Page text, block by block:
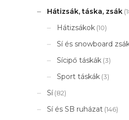
Hátizsák, táska, zsák
Hátizsákok (10)
Sí és snowboard
Sícipő táskák (3)
Sport táskák (3)
Sí (82)
Sí és SB ruházat (146)